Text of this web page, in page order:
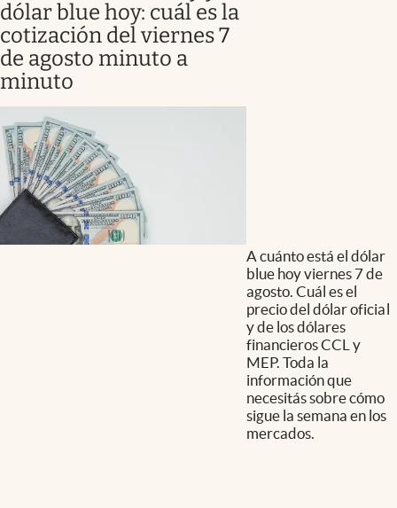
dólar blue hoy: cuál es la
cotización del viernes 7
de agosto minuto a
minuto
A cuánto está el dólar
blue hoy viernes 7 de
agosto. Cuál es el
precio del dólar oficial
y de los dólares
financieros CCL y
MEP. Toda la
información que
necesitás sobre cómo
sigue la semana en los
mercados.